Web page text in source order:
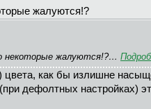
жалуются!?
некоторые жалуются!?…
цвета, как бы излишне
дефолтных настройках)